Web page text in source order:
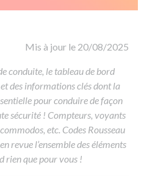
la conduite
Mis à jour le 20/08/2025
conduite, le tableau de bord
des informations clés dont la
pour conduire de façon
sécurité ! Compteurs, voyants
etc. Codes Rousseau
revue l’ensemble des éléments
rien que pour vous !